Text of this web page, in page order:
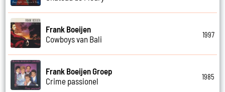
Frank Boeijen
Cowboys van Bali
1997
Frank Boeijen Groep
Crime passionel
1985